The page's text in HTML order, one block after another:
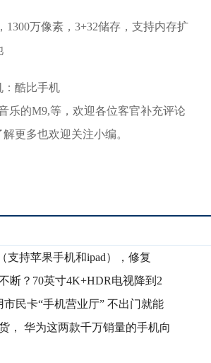
1300万像素，3+32储存，支持内存扩
乐的M9,等，欢迎各位客官补充评论
更多也欢迎关注小编。
支持苹果手机和ipad），修复
断？70英寸4K+HDR电视降到2
市民卡“手机营业厅” 不出门就能
， 华为这两款千万销量的手机向